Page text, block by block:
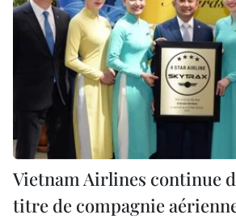
Vietnam Airlines continue
titre de compagnie